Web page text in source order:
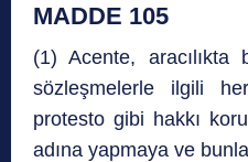
MADDE 105
(1) Acente, aracılıkta
sözleşmelerle ilgili
protesto gibi hakkı
adına yapmaya ve